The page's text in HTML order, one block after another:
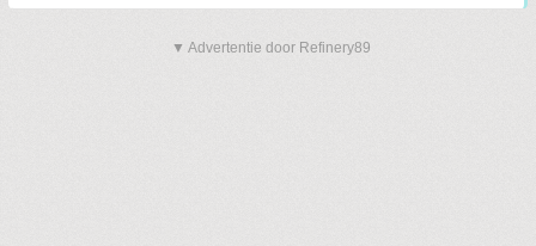
▼ Advertentie door Refinery89